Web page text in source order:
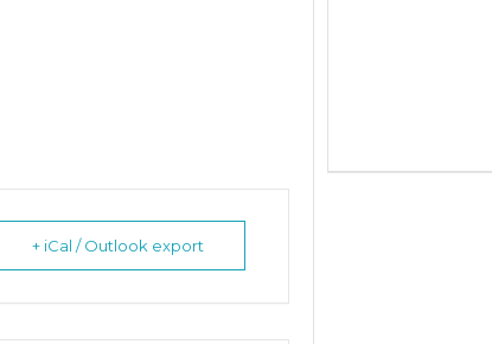
+ iCal / Outlook export